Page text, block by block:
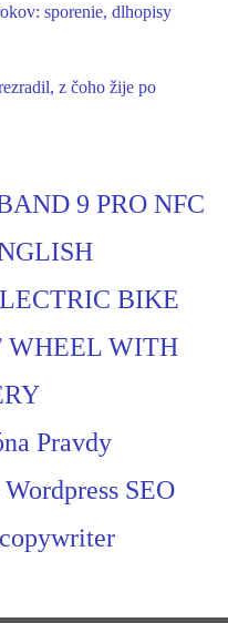
sporenie, dlhopisy
z čoho žije po
9 PRO NFC
BIKE
WHEEL WITH
Pravdy
SEO